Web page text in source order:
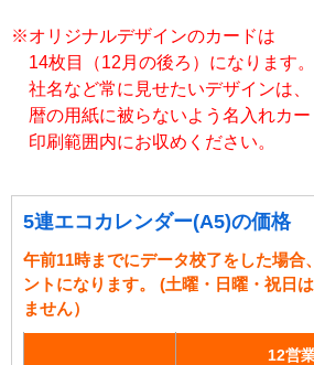
※オリジナルデザインのカードは
14枚目（12月の後ろ）になります。
社名など常に見せたいデザインは、
暦の用紙に被らないよう名入れカー
印刷範囲内にお収めください。
5連エコカレンダー(A5)の価格
午前11時までにデータ校了をした場合
ントになります。 (土曜・日曜・祝日
ません）
12営